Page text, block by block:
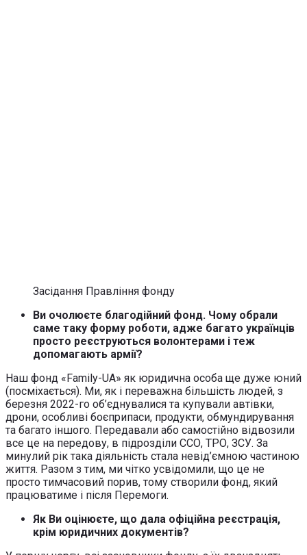
Засідання Правління фонду
Ви очолюєте благодійний фонд. Чому обрали
саме таку форму роботи, адже багато українців
просто реєструються волонтерами і теж
допомагають армії?
Наш фонд «Family-UA» як юридична особа ще дуже юний
(посміхається). Ми, як і переважна більшість людей, з
березня 2022-го об’єднувалися та купували автівки,
дрони, особливі боєприпаси, продукти, обмундирування
та багато іншого. Передавали або самостійно відвозили
все це на передову, в підрозділи ССО, ТРО, ЗСУ. За
минулий рік така діяльність стала невід’ємною частиною
життя. Разом з тим, ми чітко усвідомили, що це не
просто тимчасовий порив, тому створили фонд, який
працюватиме і після Перемоги.
Як Ви оцінюєте, що дала офіційна реєстрація,
крім юридичних документів?